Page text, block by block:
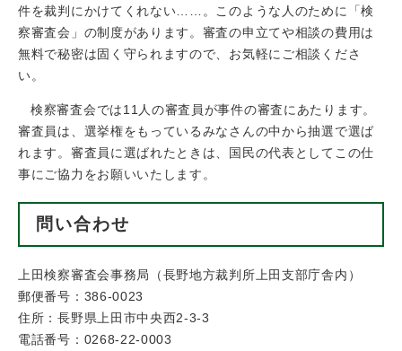
件を裁判にかけてくれない……。このような人のために「検
察審査会」の制度があります。審査の申立てや相談の費用は
無料で秘密は固く守られますので、お気軽にご相談くださ
い。
検察審査会では11人の審査員が事件の審査にあたります。
審査員は、選挙権をもっているみなさんの中から抽選で選ば
れます。審査員に選ばれたときは、国民の代表としてこの仕
事にご協力をお願いいたします。
問い合わせ
上田検察審査会事務局（長野地方裁判所上田支部庁舎内）
郵便番号：386-0023
住所：長野県上田市中央西2-3-3
電話番号：0268-22-0003